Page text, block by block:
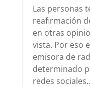
Las personas
reafirmación
en otras
vista. Por eso
emisora de
determinado
redes